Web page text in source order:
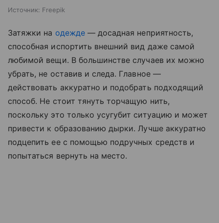
Источник: Freepik
Затяжки на одежде— досадная неприятность,
способная испортить внешний вид даже самой
любимой вещи. В большинстве случаев их можно
убрать, не оставив и следа. Главное —
действовать аккуратно и подобрать подходящий
способ. Не стоит тянуть торчащую нить,
поскольку это только усугубит ситуацию и может
привести к образованию дырки. Лучше аккуратно
подцепить ее с помощью подручных средств и
попытаться вернуть на место.